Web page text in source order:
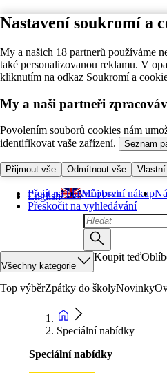
Nastavení soukromí a
My a našich 18 partnerů používáme
také personalizovanou reklamu. V
kliknutím na odkaz Soukromí a
My a naši partneři
Povolením souborů cookies nám
identifikovat vaše zařízení.
Seznam
Přijmout vše Odmítnout vše
Přejít na hlavní obsah
Přeskočit na vyhledávání
English Můj první nákup
Všechny kategorie
Koupit teď
Top výběrZpátky do školyNovinky
Speciální nabídky
Speciální nabídky